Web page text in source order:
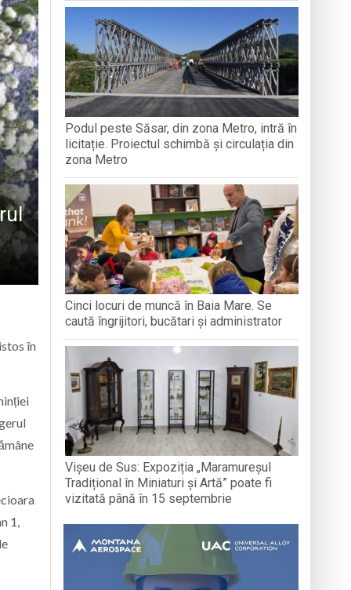
„Cântecele Munților” de la Sibiu
CREDINȚA”
în
1,
Podul peste Săsar, din zona Metro, intră în
licitație. Proiectul schimbă și circulația din
zona Metro
Cinci locuri de muncă în Baia Mare. Se
caută îngrijitori, bucătari și administrator
Vișeu de Sus: Expoziția „Maramureșul
Tradițional în Miniaturi și Artă” poate fi
vizitată până în 15 septembrie